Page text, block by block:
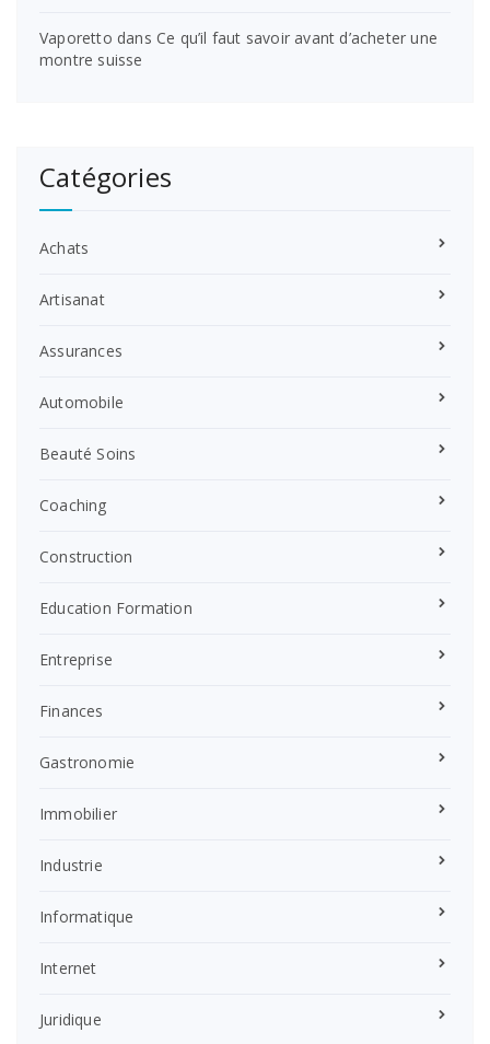
Vaporetto dansCe qu’il faut savoir avant d’acheter une
montre suisse
Catégories
Achats
Artisanat
Assurances
Automobile
Beauté Soins
Coaching
Construction
Education Formation
Entreprise
Finances
Gastronomie
Immobilier
Industrie
Informatique
Internet
Juridique